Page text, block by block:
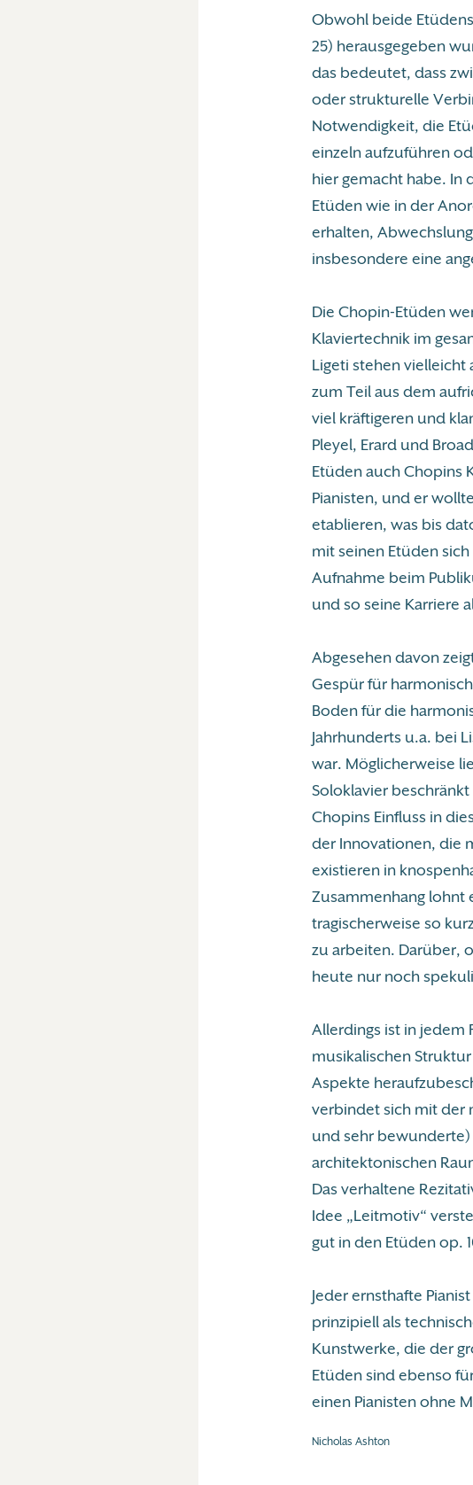
Obwohl beide
25) herausgegeben
das bedeutet, dass
oder strukturelle
Notwendigkeit, die
einzeln aufzuführen
hier gemacht habe. In
Etüden wie in der
erhalten,
insbesondere eine
Die Chopin-Etüden
Klaviertechnik im
Ligeti stehen
zum Teil aus dem
viel kräftigeren und
Pleyel, Erard und
Etüden auch Chopins
Pianisten, und er
etablieren, was bis
mit seinen Etüden
Aufnahme beim
und so seine Karriere
Abgesehen davon
Gespür für
Boden für die
Jahrhunderts u.a. bei
war. Möglicherweise
Soloklavier
Chopins Einfluss in
der Innovationen, die
existieren in
Zusammenhang lohnt
tragischerweise so
zu arbeiten. Darüber,
heute nur noch
Allerdings ist in jedem
musikalischen
Aspekte
verbindet sich mit der
und sehr
architektonischen
Das verhaltene
Idee „Leitmotiv“
gut in den Etüden op.
Jeder ernsthafte
prinzipiell als
Kunstwerke, die der
Etüden sind ebenso
einen Pianisten ohne
Nicholas Ashton